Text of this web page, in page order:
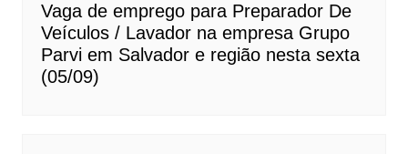
Vaga de emprego para Preparador De
Veículos / Lavador na empresa Grupo
Parvi em Salvador e região nesta sexta
(05/09)